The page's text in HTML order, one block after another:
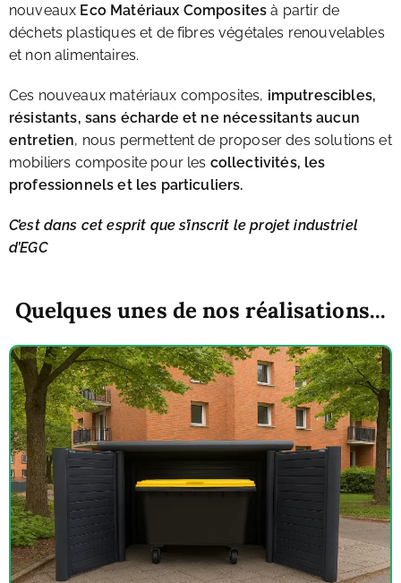
nouveaux Eco Matériaux Composites à partir de
déchets plastiques et de fibres végétales renouvelables
et non alimentaires.
Ces nouveaux matériaux composites, imputrescibles,
résistants, sans écharde et ne nécessitants aucun
entretien, nous permettent de proposer des solutions et
mobiliers composite pour les collectivités, les
professionnels et les particuliers.
C’est dans cet esprit que s’inscrit le projet industriel
d’EGC
Quelques unes de nos réalisations...